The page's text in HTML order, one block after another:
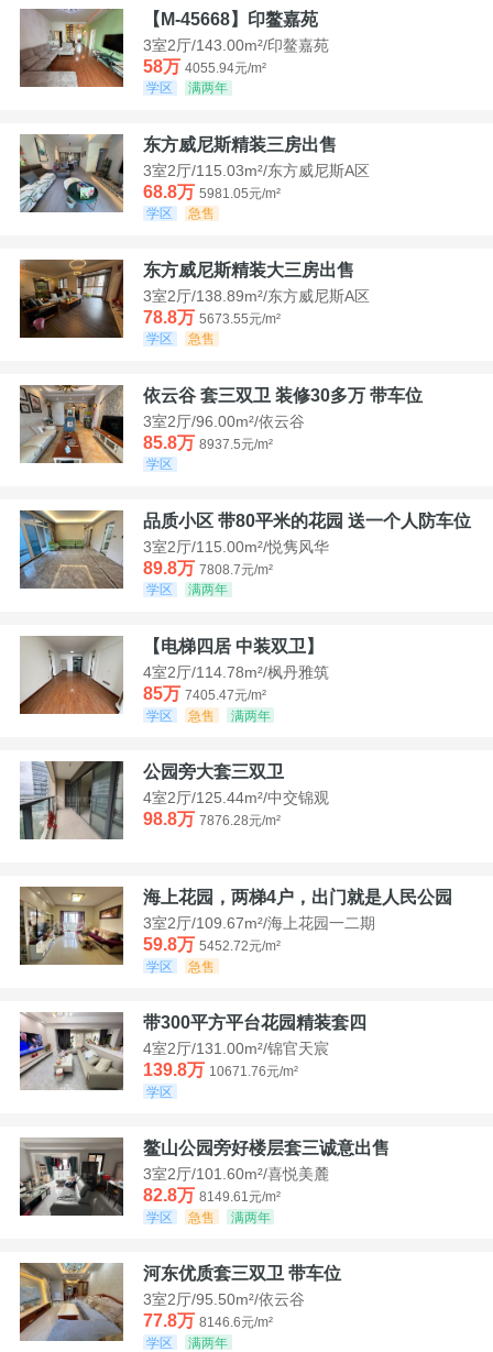
【M-45668】印鳌嘉苑
3室2厅/143.00m²/印鳌嘉苑
58万 4055.94元/m²
学区
满两年
东方威尼斯精装三房出售
3室2厅/115.03m²/东方威尼斯A区
68.8万 5981.05元/m²
学区
急售
东方威尼斯精装大三房出售
3室2厅/138.89m²/东方威尼斯A区
78.8万 5673.55元/m²
学区
急售
依云谷 套三双卫 装修30多万 带车位
3室2厅/96.00m²/依云谷
85.8万 8937.5元/m²
学区
品质小区 带80平米的花园 送一个人防车位
3室2厅/115.00m²/悦隽风华
89.8万 7808.7元/m²
学区
满两年
【电梯四居 中装双卫】
4室2厅/114.78m²/枫丹雅筑
85万 7405.47元/m²
学区
急售 满两年
公园旁大套三双卫
4室2厅/125.44m²/中交锦观
98.8万 7876.28元/m²
海上花园，两梯4户，出门就是人民公园
3室2厅/109.67m²/海上花园一二期
59.8万 5452.72元/m²
学区
急售
带300平方平台花园精装套四
4室2厅/131.00m²/锦官天宸
139.8万 10671.76元/m²
学区
鳌山公园旁好楼层套三诚意出售
3室2厅/101.60m²/喜悦美麓
82.8万 8149.61元/m²
学区
急售 满两年
河东优质套三双卫 带车位
3室2厅/95.50m²/依云谷
77.8万 8146.6元/m²
学区
满两年